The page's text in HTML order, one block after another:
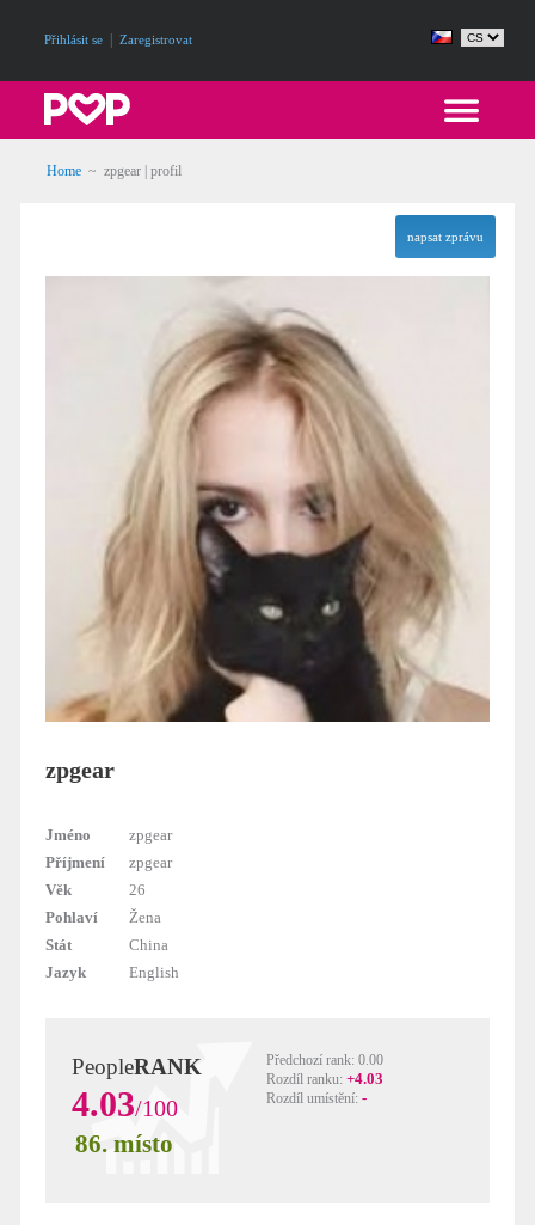
Přihlásit se Zaregistrovat
Home ~ zpgear | profil
napsat zprávu
zpgear
Jméno
zpgear
Příjmení
zpgear
Věk
26
Pohlaví
Žena
Stát
China
Jazyk
English
PeopleRANK
4.03/100
86. místo
Předchozí rank: 0.00
Rozdíl ranku: +4.03
Rozdíl umístění: -